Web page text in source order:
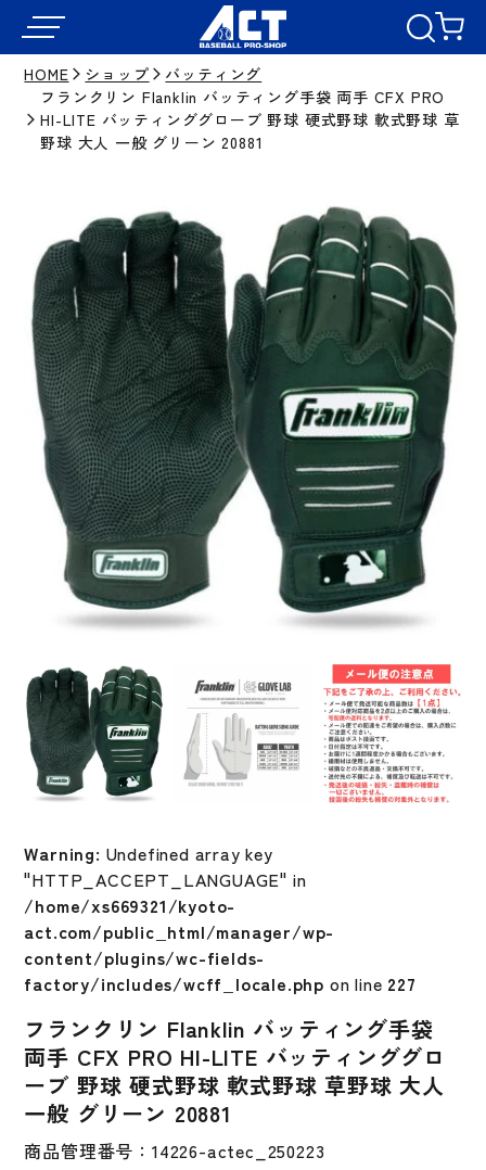
HOME ショップ
バッティング
フランクリン Flanklin バッティング手袋 両手 CFX PRO
HI-LITE バッティンググローブ 野球 硬式野球 軟式野球 草
野球 大人 一般 グリーン 20881
Warning: Undefined array key
"HTTP_ACCEPT_LANGUAGE" in
/home/xs669321/kyoto-
act.com/public_html/manager/wp-
content/plugins/wc-fields-
factory/includes/wcff_locale.php on line 227
フランクリン Flanklin バッティング手袋
両手 CFX PRO HI-LITE バッティンググロ
ーブ 野球 硬式野球 軟式野球 草野球 大人
一般 グリーン 20881
商品管理番号：14226-actec_250223